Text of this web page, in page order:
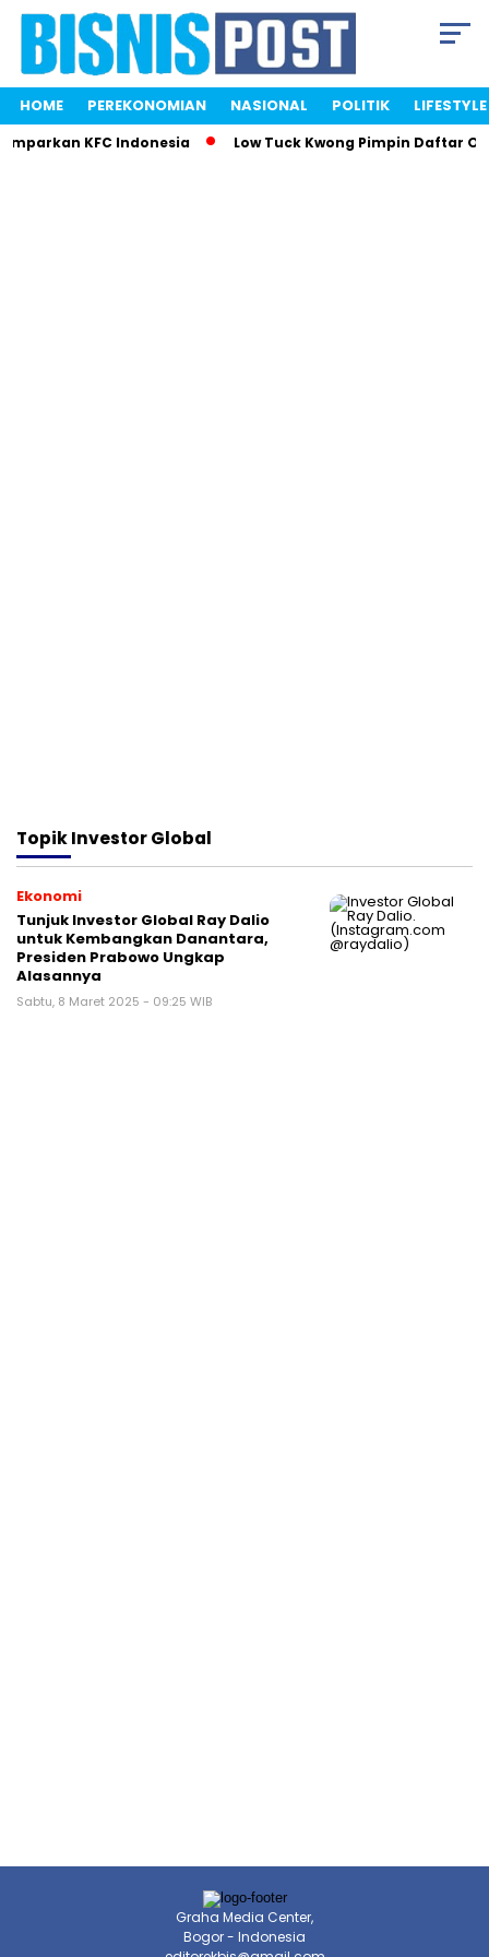
HOME PEREKONOMIAN NASIONAL POLITIK LIFESTYLE
KFC Indonesia Low Tuck Kwong Pimpin Daftar
TopikInvestor Global
Ekonomi
Tunjuk Investor Global Ray Dalio
untuk Kembangkan Danantara,
Presiden Prabowo Ungkap
Alasannya
Sabtu, 8 Maret 2025 - 09:25 WIB
Graha Media Center,
Bogor - Indonesia